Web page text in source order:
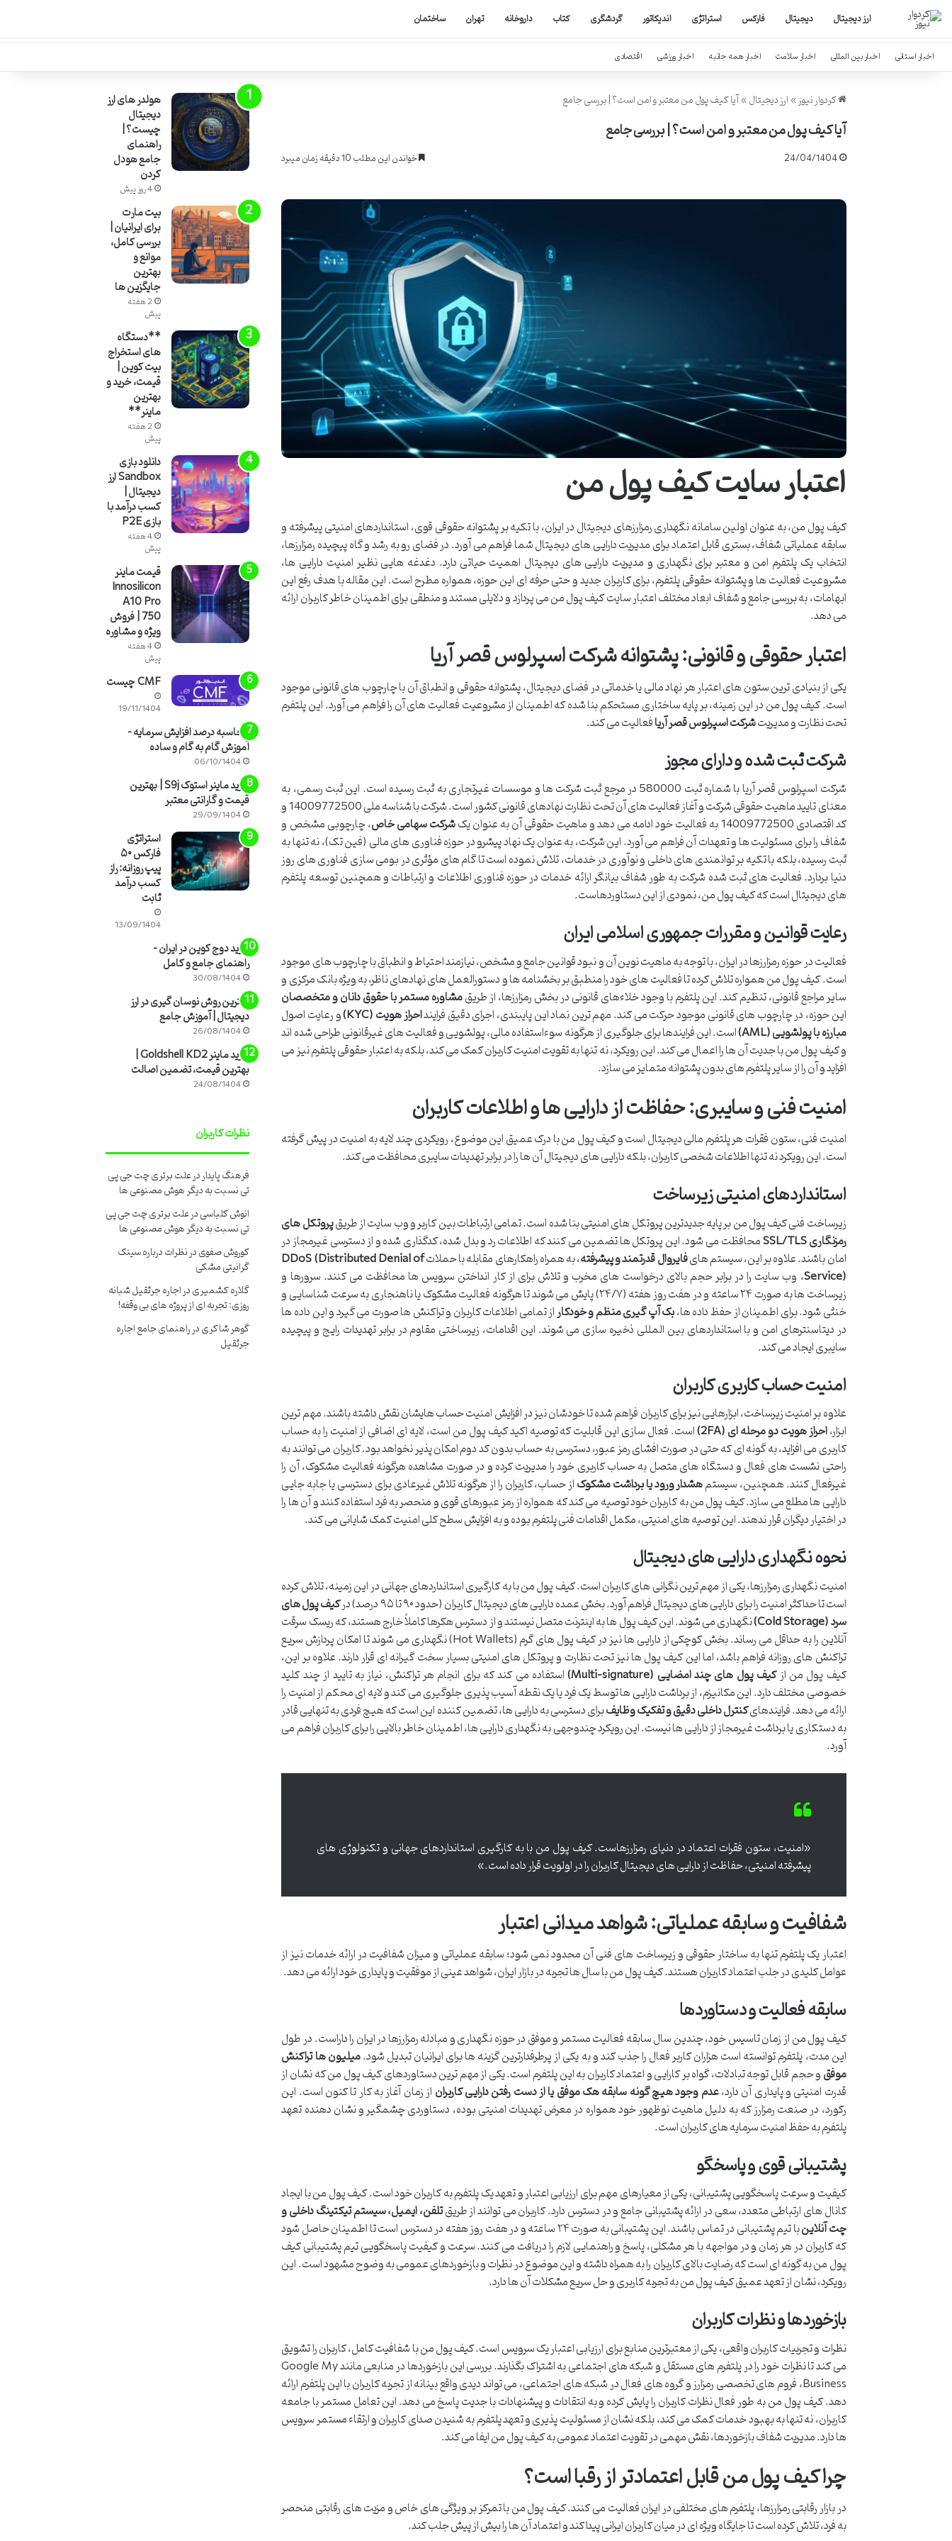
ارز دیجیتال دیجیتال فارکس استراتژی اندیکاتور گردشگری کتاب داروخانه تهران ساختمان
اخبار استانی اخبار بین المللی اخبار سلامت اخبار همه جانبه اخبار ورزشی اقتصادی
کردوار نیوز»ارز دیجیتال»آیا کیف پول من معتبر و امن است؟ | بررسی جامع
آیا کیف پول من معتبر و امن است؟ | بررسی جامع
24/04/1404 خواندن این مطلب 10 دقیقه زمان میبرد
اعتبار سایت کیف پول من
کیف پول من، به عنوان اولین سامانه نگهداری رمزارزهای دیجیتال در ایران، با تکیه بر پشتوانه حقوقی قوی، استانداردهای امنیتی پیشرفته و
سابقه عملیاتی شفاف، بستری قابل اعتماد برای مدیریت دارایی های دیجیتال شما فراهم می آورد. در فضای رو به رشد و گاه پیچیده رمزارزها،
انتخاب یک پلتفرم امن و معتبر برای نگهداری و مدیریت دارایی های دیجیتال اهمیت حیاتی دارد. دغدغه هایی نظیر امنیت دارایی ها،
مشروعیت فعالیت ها و پشتوانه حقوقی پلتفرم، برای کاربران جدید و حتی حرفه ای این حوزه، همواره مطرح است. این مقاله با هدف رفع این
ابهامات، به بررسی جامع و شفاف ابعاد مختلف اعتبار سایت کیف پول من می پردازد و دلایلی مستند و منطقی برای اطمینان خاطر کاربران ارائه
می دهد.
اعتبار حقوقی و قانونی: پشتوانه شرکت اسپرلوس قصر آریا
یکی از بنیادی ترین ستون های اعتبار هر نهاد مالی یا خدماتی در فضای دیجیتال، پشتوانه حقوقی و انطباق آن با چارچوب های قانونی موجود
است. کیف پول من در این زمینه، بر پایه ساختاری مستحکم بنا شده که اطمینان از مشروعیت فعالیت های آن را فراهم می آورد. این پلتفرم
تحت نظارت و مدیریتشرکت اسپرلوس قصر آریافعالیت می کند.
شرکت ثبت شده و دارای مجوز
شرکت اسپرلوس قصر آریا با شماره ثبت 580000 در مرجع ثبت شرکت ها و موسسات غیرتجاری به ثبت رسیده است. این ثبت رسمی، به
معنای تایید ماهیت حقوقی شرکت و آغاز فعالیت های آن تحت نظارت نهادهای قانونی کشور است. شرکت با شناسه ملی 14009772500 و
کد اقتصادی 14009772500 به فعالیت خود ادامه می دهد و ماهیت حقوقی آن به عنوان یک شرکت سهامی خاص، چارچوبی مشخص و
شفاف را برای مسئولیت ها و تعهدات آن فراهم می آورد. این شرکت، به عنوان یک نهاد پیشرو در حوزه فناوری های مالی (فین تک)، نه تنها به
ثبت رسیده، بلکه با تکیه بر توانمندی های داخلی و نوآوری در خدمات، تلاش نموده است تا گام های مؤثری در بومی سازی فناوری های روز
دنیا بردارد. فعالیت های ثبت شده شرکت به طور شفاف بیانگر ارائه خدمات در حوزه فناوری اطلاعات و ارتباطات و همچنین توسعه پلتفرم
های دیجیتال است که کیف پول من، نمودی از این دستاوردهاست.
رعایت قوانین و مقررات جمهوری اسلامی ایران
فعالیت در حوزه رمزارزها در ایران، با توجه به ماهیت نوین آن و نبود قوانین جامع و مشخص، نیازمند احتیاط و انطباق با چارچوب های موجود
است. کیف پول من همواره تلاش کرده تا فعالیت های خود را منطبق بر بخشنامه ها و دستورالعمل های نهادهای ناظر، به ویژه بانک مرکزی و
سایر مراجع قانونی، تنظیم کند. این پلتفرم با وجود خلاءهای قانونی در بخش رمزارزها، از طریقمشاوره مستمر با حقوق دانان و متخصصان
این حوزه، در چارچوب های قانونی موجود حرکت می کند. مهم ترین نماد این پایبندی، اجرای دقیق فراینداحراز هویت (KYC) و رعایت اصول
مبارزه با پولشویی (AML) است. این فرایندها برای جلوگیری از هرگونه سوءاستفاده مالی، پولشویی و فعالیت های غیرقانونی طراحی شده اند
و کیف پول من با جدیت آن ها را اعمال می کند. این رویکرد، نه تنها به تقویت امنیت کاربران کمک می کند، بلکه به اعتبار حقوقی پلتفرم نیز می
افزاید و آن را از سایر پلتفرم های بدون پشتوانه متمایز می سازد.
امنیت فنی و سایبری: حفاظت از دارایی ها و اطلاعات کاربران
امنیت فنی، ستون فقرات هر پلتفرم مالی دیجیتال است و کیف پول من با درک عمیق این موضوع، رویکردی چند لایه به امنیت در پیش گرفته
است. این رویکرد نه تنها اطلاعات شخصی کاربران، بلکه دارایی های دیجیتال آن ها را در برابر تهدیدات سایبری محافظت می کند.
استانداردهای امنیتی زیرساخت
زیرساخت فنی کیف پول من بر پایه جدیدترین پروتکل های امنیتی بنا شده است. تمامی ارتباطات بین کاربر و وب سایت از طریقپروتکل های
رمزنگاری SSL/TLS محافظت می شود. این پروتکل ها تضمین می کنند که اطلاعات رد و بدل شده، کدگذاری شده و از دسترسی غیرمجاز در
امان باشند. علاوه بر این، سیستم هایفایروال قدرتمند و پیشرفته، به همراه راهکارهای مقابله با حملاتDDoS (Distributed Denial of
Service)، وب سایت را در برابر حجم بالای درخواست های مخرب و تلاش برای از کار انداختن سرویس ها محافظت می کنند. سرورها و
زیرساخت ها به صورت ۲۴ ساعته و در هفت روز هفته (۲۴/۷) پایش می شوند تا هرگونه فعالیت مشکوک یا ناهنجاری به سرعت شناسایی و
خنثی شود. برای اطمینان از حفظ داده ها،بک آپ گیری منظم و خودکاراز تمامی اطلاعات کاربران و تراکنش ها صورت می گیرد و این داده ها
در دیتاسنترهای امن و با استانداردهای بین المللی ذخیره سازی می شوند. این اقدامات، زیرساختی مقاوم در برابر تهدیدات رایج و پیچیده
سایبری ایجاد می کند.
امنیت حساب کاربری کاربران
علاوه بر امنیت زیرساخت، ابزارهایی نیز برای کاربران فراهم شده تا خودشان نیز در افزایش امنیت حساب هایشان نقش داشته باشند. مهم ترین
ابزار،احراز هویت دو مرحله ای (2FA) است. فعال سازی این قابلیت که توصیه اکید کیف پول من است، لایه ای اضافی از امنیت را به حساب
کاربری می افزاید، به گونه ای که حتی در صورت افشای رمز عبور، دسترسی به حساب بدون کد دوم امکان پذیر نخواهد بود. کاربران می توانند به
راحتی نشست های فعال و دستگاه های متصل به حساب کاربری خود را مدیریت کرده و در صورت مشاهده هرگونه فعالیت مشکوک، آن را
غیرفعال کنند. همچنین، سیستمهشدار ورود یا برداشت مشکوکاز حساب، کاربران را از هرگونه تلاش غیرعادی برای دسترسی یا جابه جایی
دارایی ها مطلع می سازد. کیف پول من به کاربران خود توصیه می کند که همواره از رمز عبورهای قوی و منحصر به فرد استفاده کنند و آن ها را
در اختیار دیگران قرار ندهند. این توصیه های امنیتی، مکمل اقدامات فنی پلتفرم بوده و به افزایش سطح کلی امنیت کمک شایانی می کند.
نحوه نگهداری دارایی های دیجیتال
امنیت نگهداری رمزارزها، یکی از مهم ترین نگرانی های کاربران است. کیف پول من با به کارگیری استانداردهای جهانی در این زمینه، تلاش کرده
است تا حداکثر امنیت را برای دارایی های دیجیتال فراهم آورد. بخش عمده دارایی های دیجیتال کاربران (حدود ۹۰ تا ۹۵ درصد) در کیف پول های
سرد (Cold Storage) نگهداری می شوند. این کیف پول ها به اینترنت متصل نیستند و از دسترس هکرها کاملاً خارج هستند، که ریسک سرقت
آنلاین را به حداقل می رساند. بخش کوچکی از دارایی ها نیز در کیف پول های گرم (Hot Wallets) نگهداری می شوند تا امکان پردازش سریع
تراکنش های روزانه فراهم باشد، اما این کیف پول ها نیز تحت نظارت و پروتکل های امنیتی بسیار سخت گیرانه ای قرار دارند. علاوه بر این،
کیف پول من ازکیف پول های چند امضایی (Multi-signature) استفاده می کند که برای انجام هر تراکنش، نیاز به تایید از چند کلید
خصوصی مختلف دارد. این مکانیزم، از برداشت دارایی ها توسط یک فرد یا یک نقطه آسیب پذیری جلوگیری می کند و لایه ای محکم از امنیت را
ارائه می دهد. فرایندهایکنترل داخلی دقیق و تفکیک وظایفبرای دسترسی به دارایی ها، تضمین کننده این است که هیچ فردی به تنهایی قادر
به دستکاری یا برداشت غیرمجاز از دارایی ها نیست. این رویکرد چندوجهی به نگهداری دارایی ها، اطمینان خاطر بالایی را برای کاربران فراهم می
آورد.
«امنیت، ستون فقرات اعتماد در دنیای رمزارزهاست. کیف پول من با به کارگیری استانداردهای جهانی و تکنولوژی های
پیشرفته امنیتی، حفاظت از دارایی های دیجیتال کاربران را در اولویت قرار داده است.»
شفافیت و سابقه عملیاتی: شواهد میدانی اعتبار
اعتبار یک پلتفرم تنها به ساختار حقوقی و زیرساخت های فنی آن محدود نمی شود؛ سابقه عملیاتی و میزان شفافیت در ارائه خدمات نیز از
عوامل کلیدی در جلب اعتماد کاربران هستند. کیف پول من با سال ها تجربه در بازار ایران، شواهد عینی از موفقیت و پایداری خود ارائه می دهد.
سابقه فعالیت و دستاوردها
کیف پول من از زمان تاسیس خود، چندین سال سابقه فعالیت مستمر و موفق در حوزه نگهداری و مبادله رمزارزها در ایران را داراست. در طول
این مدت، پلتفرم توانسته است هزاران کاربر فعال را جذب کند و به یکی از پرطرفدارترین گزینه ها برای ایرانیان تبدیل شود.میلیون ها تراکنش
موفقو حجم قابل توجه تبادلات، گواه بر کارایی و اعتماد کاربران به این پلتفرم است. یکی از مهم ترین دستاوردهای کیف پول من که نشان از
قدرت امنیتی و پایداری آن دارد،عدم وجود هیچ گونه سابقه هک موفق یا از دست رفتن دارایی کاربراناز زمان آغاز به کار تا کنون است. این
رکورد، در صنعت رمزارز که به دلیل ماهیت نوظهور خود همواره در معرض تهدیدات امنیتی بوده، دستاوردی چشمگیر و نشان دهنده تعهد
پلتفرم به حفظ امنیت سرمایه های کاربران است.
پشتیبانی قوی و پاسخگو
کیفیت و سرعت پاسخگویی پشتیبانی، یکی از معیارهای مهم برای ارزیابی اعتبار و تعهد یک پلتفرم به کاربران خود است. کیف پول من با ایجاد
کانال های ارتباطی متعدد، سعی در ارائه پشتیبانی جامع و در دسترس دارد. کاربران می توانند از طریقتلفن، ایمیل، سیستم تیکتینگ داخلی و
چت آنلاین با تیم پشتیبانی در تماس باشند. این پشتیبانی به صورت ۲۴ ساعته و در هفت روز هفته در دسترس است تا اطمینان حاصل شود
که کاربران در هر زمان و در مواجهه با هر مشکلی، پاسخ و راهنمایی لازم را دریافت می کنند. سرعت و کیفیت پاسخگویی تیم پشتیبانی کیف
پول من به گونه ای است که رضایت بالای کاربران را به همراه داشته و این موضوع در نظرات و بازخوردهای عمومی به وضوح مشهود است. این
رویکرد، نشان از تعهد عمیق کیف پول من به تجربه کاربری و حل سریع مشکلات آن ها دارد.
بازخوردها و نظرات کاربران
نظرات و تجربیات کاربران واقعی، یکی از معتبرترین منابع برای ارزیابی اعتبار یک سرویس است. کیف پول من با شفافیت کامل، کاربران را تشویق
می کند تا نظرات خود را در پلتفرم های مستقل و شبکه های اجتماعی به اشتراک بگذارند. بررسی این بازخوردها در منابعی مانند Google My
Business، فروم های تخصصی رمزارز و گروه های فعال در شبکه های اجتماعی، می تواند دیدی واقع بینانه از تجربه کاربران با این پلتفرم ارائه
دهد. کیف پول من به طور فعال نظرات کاربران را پایش کرده و به انتقادات و پیشنهادات با جدیت پاسخ می دهد. این تعامل مستمر با جامعه
کاربران، نه تنها به بهبود خدمات کمک می کند، بلکه نشان از مسئولیت پذیری و تعهد پلتفرم به شنیدن صدای کاربران و ارتقاء مستمر سرویس
ها دارد. مدیریت شفاف بازخوردها، نقش مهمی در تقویت اعتماد عمومی به کیف پول من ایفا می کند.
چرا کیف پول من قابل اعتمادتر از رقبا است؟
در بازار رقابتی رمزارزها، پلتفرم های مختلفی در ایران فعالیت می کنند. کیف پول من با تمرکز بر ویژگی های خاص و مزیت های رقابتی منحصر
به فرد، تلاش کرده است تا جایگاه ویژه ای در میان کاربران ایرانی پیدا کند و اعتماد آن ها را بیش از پیش جلب کند.
هولدر های ارز
دیجیتال
چیست؟ |
راهنمای
جامع هودل
کردن
4 روز پیش
بیت مارت
برای ایرانیان |
بررسی کامل،
موانع و
بهترین
جایگزین ها
2 هفته
پیش
**دستگاه
های استخراج
بیت کوین |
قیمت، خرید و
بهترین
ماینر**
2 هفته
پیش
دانلود بازی
Sandbox ارز
دیجیتال |
کسب درآمد با
بازی P2E
4 هفته
پیش
قیمت ماینر
Innosilicon
A10 Pro
750 | فروش
ویژه و مشاوره
4 هفته
پیش
CMF چیست
19/11/1404
محاسبه درصد افزایش سرمایه –
آموزش گام به گام و ساده
06/10/1404
خرید ماینر استوک S9j | بهترین
قیمت و گارانتی معتبر
29/09/1404
استراتژی
فارکس ۵۰
پیپ روزانه: راز
کسب درآمد
ثابت
13/09/1404
خرید دوج کوین در ایران –
راهنمای جامع و کامل
30/08/1404
بهترین روش نوسان گیری در ارز
دیجیتال | آموزش جامع
26/08/1404
خرید ماینر Goldshell KD2 |
بهترین قیمت، تضمین اصالت
24/08/1404
نظرات کاربران
فرهنگ پایداردرعلت برتری چت جی پی
تی نسبت به دیگر هوش مصنوعی ها
انوش کلباسیدرعلت برتری چت جی پی
تی نسبت به دیگر هوش مصنوعی ها
کوروش صفویدرنظرات درباره سینک
گرانیتی مشکی
گلاره کشمیریدراجاره جرثقیل شبانه
روزی: تجربه ای از پروژه های بی وقفه!
گوهر شاکریدرراهنمای جامع اجاره
جرثقیل